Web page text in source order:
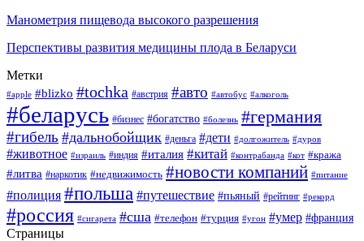
Манометрия пищевода высокого разрешения
Перспективы развития медицины плода в Беларуси
Метки
#apple #blizko #tochka #австрия #авто #автобус #алкоголь
#беларусь #бизнес #богатство #болезнь #германия
#гибель #дальнобойщик #деньга #дети #долгожитель #дуров
#животное #израиль #индия #италия #китай #контрабанда #кот #кража
#литва #наркотик #недвижимость #новости компаний #питание
#полиция #польша #путешествие #пьяный #рейтинг #рекорд
#россия #сигарета #сша #телефон #турция #угон #умер #франция
Страницы